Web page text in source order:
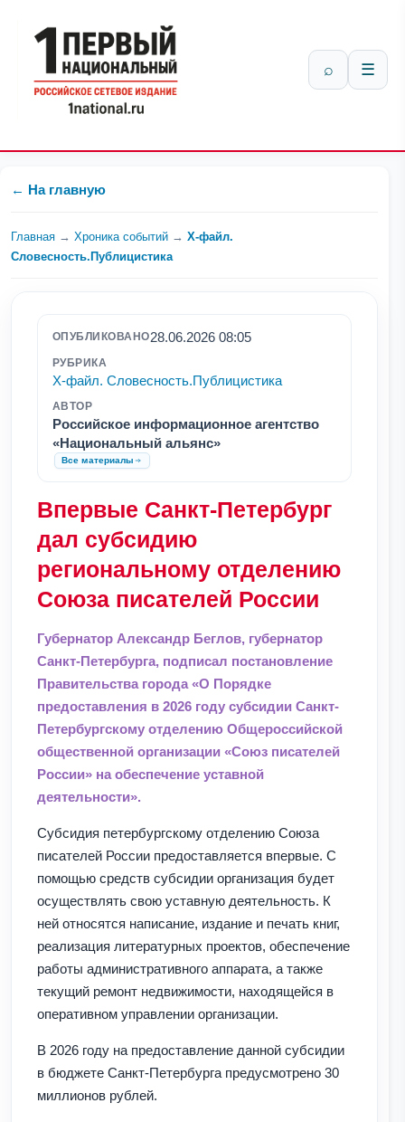
⌕ ☰
← На главную
Главная → Хроника событий → Х-файл.
Словесность.Публицистика
ОПУБЛИКОВАНО28.06.2026 08:05
РУБРИКА
Х-файл. Словесность.Публицистика
АВТОР
Российское информационное агентство
«Национальный альянс»
Все материалы
Впервые Санкт-Петербург
дал субсидию
региональному отделению
Союза писателей России
Губернатор Александр Беглов, губернатор
Санкт-Петербурга, подписал постановление
Правительства города «О Порядке
предоставления в 2026 году субсидии Санкт-
Петербургскому отделению Общероссийской
общественной организации «Союз писателей
России» на обеспечение уставной
деятельности».
Субсидия петербургскому отделению Союза
писателей России предоставляется впервые. С
помощью средств субсидии организация будет
осуществлять свою уставную деятельность. К
ней относятся написание, издание и печать книг,
реализация литературных проектов, обеспечение
работы административного аппарата, а также
текущий ремонт недвижимости, находящейся в
оперативном управлении организации.
В 2026 году на предоставление данной субсидии
в бюджете Санкт-Петербурга предусмотрено 30
миллионов рублей.